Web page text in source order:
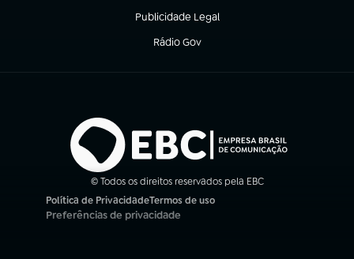
Publicidade Legal
(abre em nova aba)
Rádio Gov
(abre em nova aba)
© Todos os direitos reservados pela EBC
Política de Privacidade
(abre em nova aba)
Termos de uso
(abre em nova aba)
Preferências de privacidade